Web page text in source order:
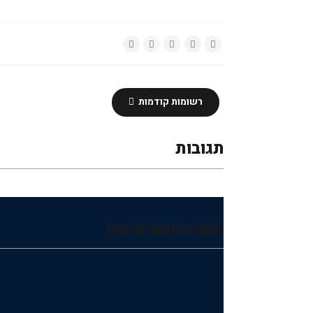
רשומות קודמות
תגובות
הוסף רשומת תגובה